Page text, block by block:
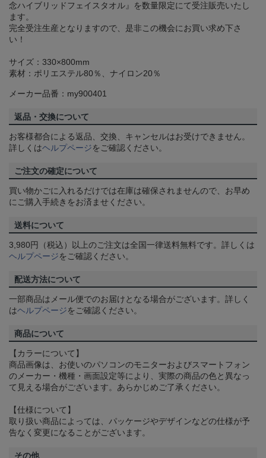
念ハイブリッドフェイスタオル』を数量限定にて受注販売いたし
ます。
完全受注生産となりますので、是非この機会にお買い求め下さ
い！
サイズ：330×800mm
素材：ポリエステル80％、ナイロン20％
メーカー品番：my900401
返品・交換について
お客様都合による返品、交換、キャンセルはお受けできません。
詳しくはヘルプページをご確認ください。
ご注文の確定について
買い物かごに入れるだけでは在庫は確保されませんので、お早め
にご購入手続きをお済ませください。
送料について
3,980円（税込）以上のご注文は全国一律送料無料です。詳しくは
ヘルプページをご確認ください。
配送方法について
一部商品はメール便でのお届けとなる場合がございます。詳しく
はヘルプページをご確認ください。
商品について
【カラーについて】
商品画像は、お使いのパソコンのモニターおよびスマートフォン
のメーカー・機種・画面設定等により、実際の商品の色と異なっ
て見える場合がございます。あらかじめご了承ください。
【仕様について】
取り扱い商品によっては、パッケージやデザインなどの仕様が予
告なく変更になることがございます。
その他